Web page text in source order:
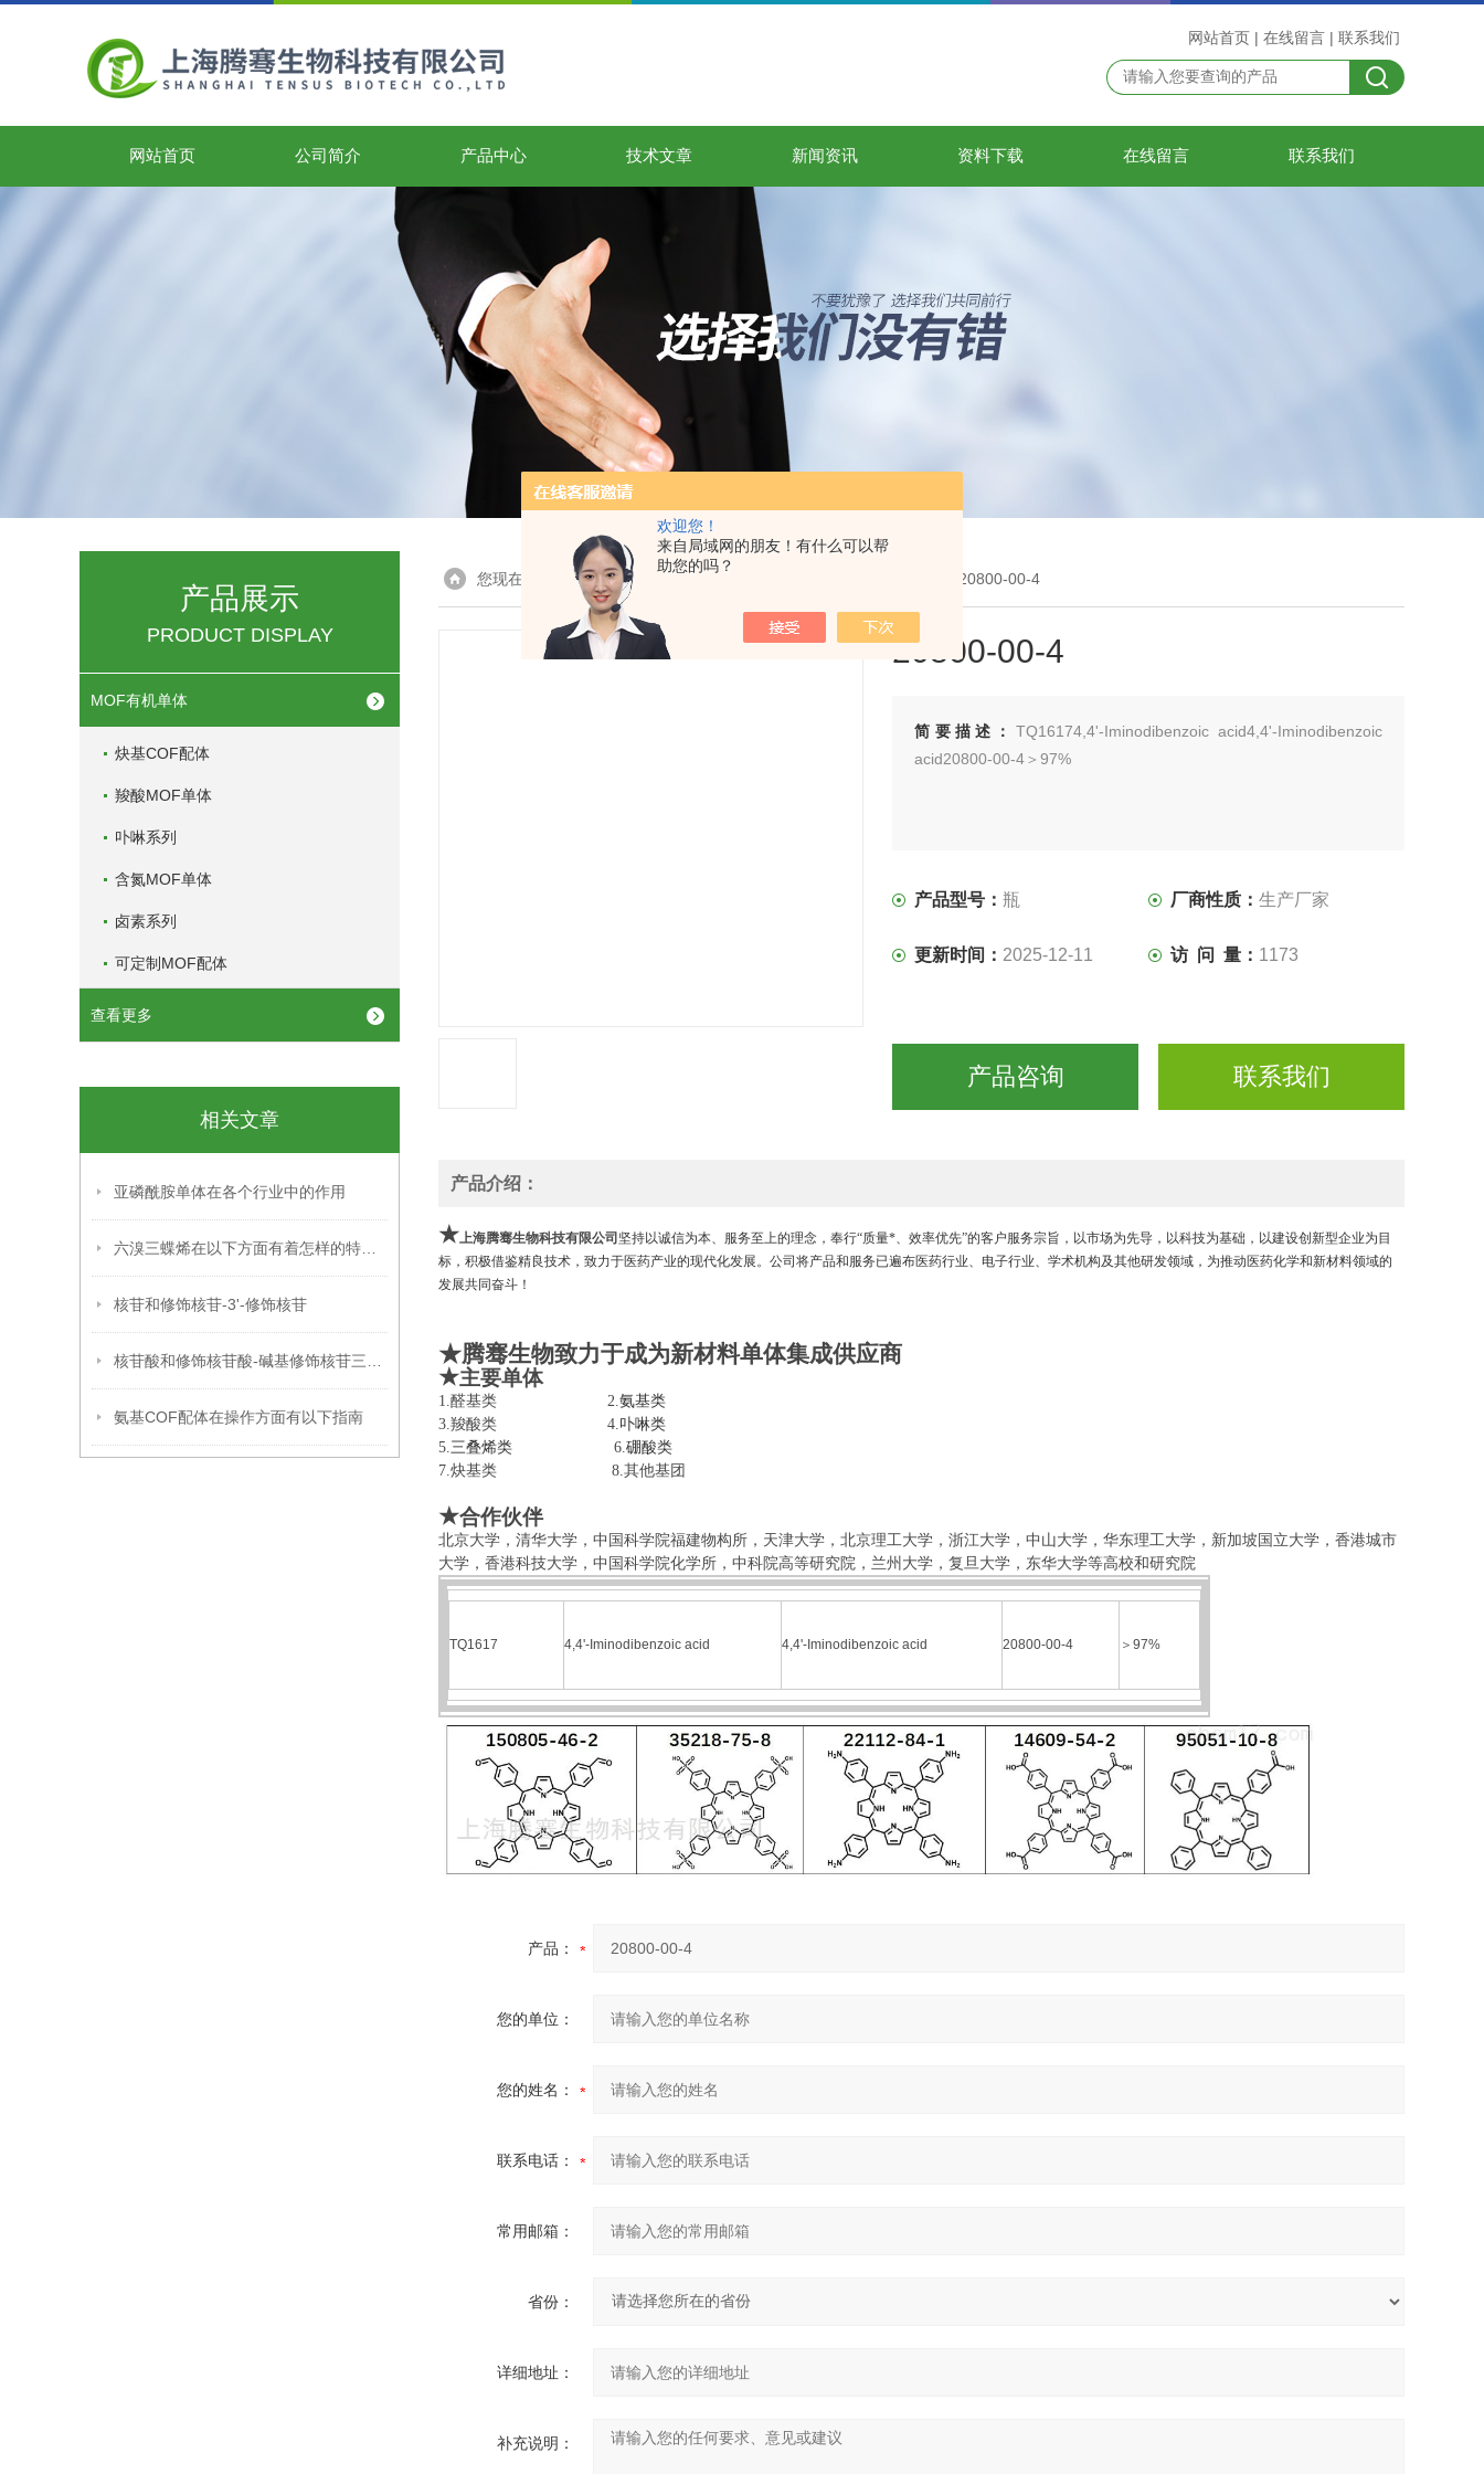
欢迎您！
来自局域网的朋友！有什么可以帮
助您的吗？
网站首页 | 在线留言 | 联系我们
网站首页 公司简介 产品中心 技术文章 新闻资讯 资料下载 在线留言 联系我们
产品展示
PRODUCT DISPLAY
MOF有机单体
炔基COF配体
羧酸MOF单体
卟啉系列
含氮MOF单体
卤素系列
可定制MOF配体
查看更多
相关文章
亚磷酰胺单体在各个行业中的作用
核苷和修饰核苷-3'-修饰核苷
氨基COF配体在操作方面有以下指南
您现在的位置：首页> 产品展示 > MOF有机单体 > 瓶20800-00-4
20800-00-4
简要描述： TQ16174,4'-Iminodibenzoic acid4,4'-Iminodibenzoic
acid20800-00-4＞97%
产品型号：瓶 厂商性质：生产厂家
更新时间： 2025-12-11 访 问 量： 1173
产品咨询 联系我们
产品介绍：
★上海腾骞生物科技有限公司 坚持以诚信为本、服务至上的理念，奉行“质量*、效率优先”的客户服务宗旨，以市场为先导，以科技为基础，以建设创新型企业为目
标，积极借鉴精良技术，致力于医药产业的现代化发展。公司将产品和服务已遍布医药行业、电子行业、学术机构及其他研发领域，为推动医药化学和新材料领域的
发展共同奋斗！
★腾骞生物致力于成为新材料单体集成供应商
★主要单体
1.醛基类 2.氨基类
3.羧酸类 4.卟啉类
5.三叠烯类 6.硼酸类
7.炔基类 8.其他基团
★合作伙伴
北京大学，清华大学，中国科学院福建物构所， 天津大学，北京理工大学， 浙江大学，中山大学，华东理工大学 ， 新加坡国立大学，香港城市
大学，香港科技大学，中国科学院化学所，中科院高等研究院，兰州大学，复旦大学，东华大学等高校和研究院
TQ1617 4,4'-Iminodibenzoic acid 4,4'-Iminodibenzoic acid 20800-00-4 ＞ 97%
产品：
您的单位：
您的姓名：
联系电话：
常用邮箱：
省份：
详细地址：
补充说明：